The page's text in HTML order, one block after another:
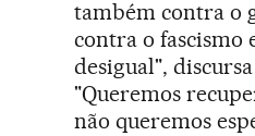
também contra o
contra o fascismo
desigual",
"Queremos
não queremos